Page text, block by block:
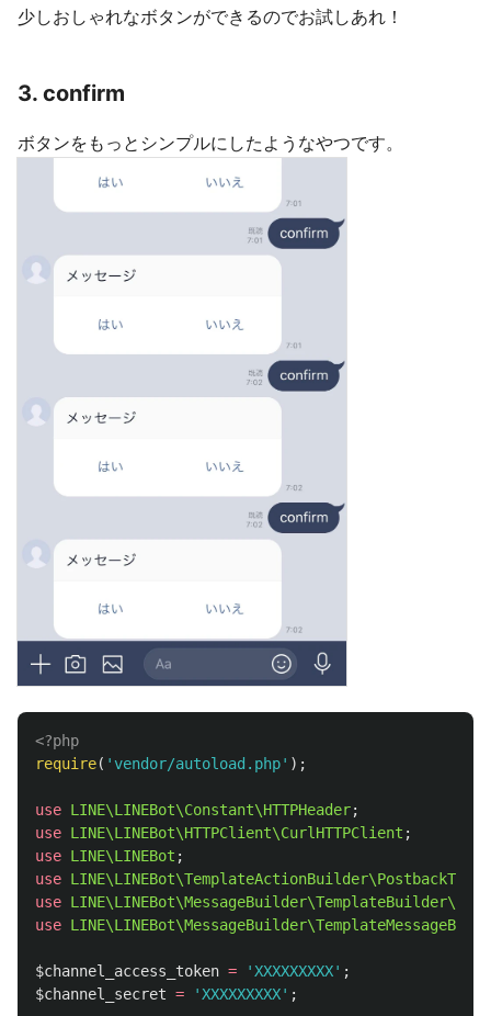
少しおしゃれなボタンができるのでお試しあれ！
3. confirm
ボタンをもっとシンプルにしたようなやつです。
<?php
require( 'vendor/autoload.php' );
use LINE\LINEBot\Constant\HTTPHeader;
use LINE\LINEBot\HTTPClient\CurlHTTPClient ;
use LINE\LINEBot ;
use
use
use
$channel_access_token = 'XXXXXXXXX' ;
$channel_secret = 'XXXXXXXXX' ;